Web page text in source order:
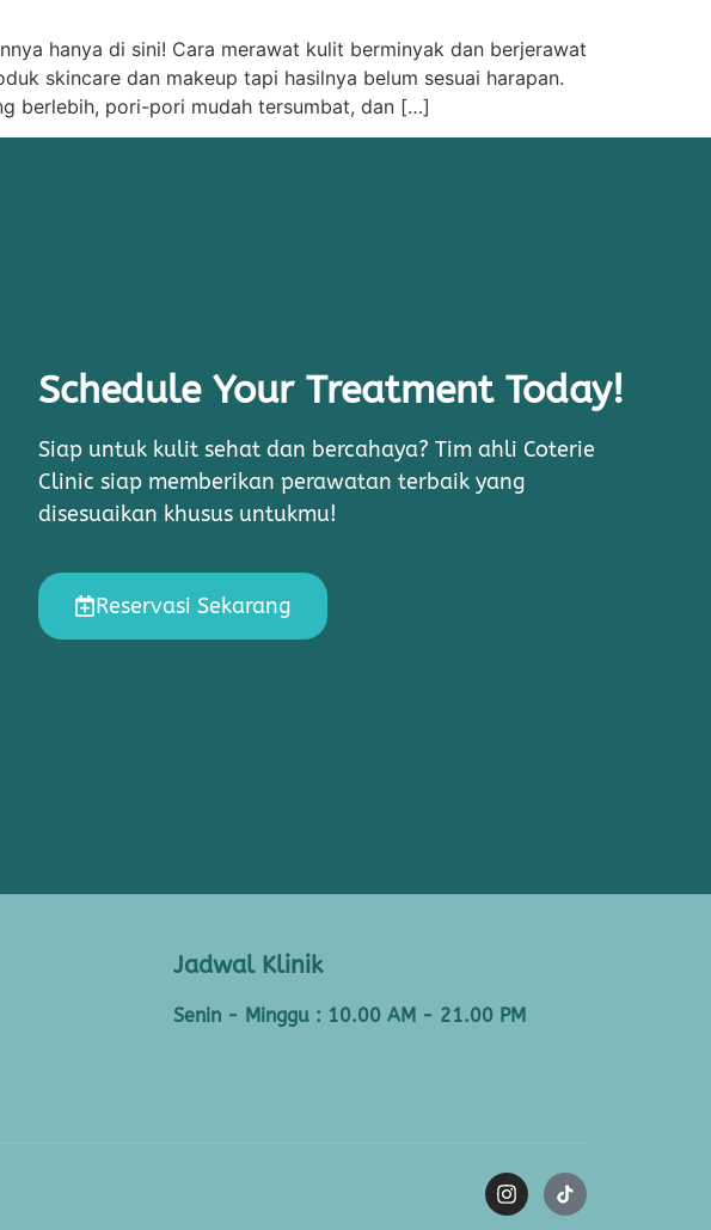
hanya di sini! Cara merawat kulit berminyak dan berjerawat
skincare dan makeup tapi hasilnya belum sesuai harapan.
berlebih, pori-pori mudah tersumbat, dan […]
Schedule Your Treatment Today!
Siap untuk kulit sehat dan bercahaya? Tim ahli Coterie
Clinic siap memberikan perawatan terbaik yang
disesuaikan khusus untukmu!
Reservasi Sekarang
Jadwal Klinik
Senin - Minggu : 10.00 AM - 21.00 PM